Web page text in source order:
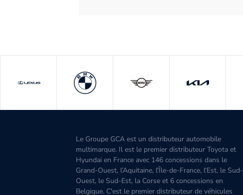
Le Groupe GCA est un distributeur automobile
multimarque. Il est le premier distributeur Toyota et
Hyundai en France avec 146 concessions dans le
Grand-Ouest, l’Aquitaine, l'Île-de-France, l'Est, le Sud-
Ouest, le Sud-Est, la Corse et 6 concessions en
Belgique. C'est le premier distributeur de véhicules